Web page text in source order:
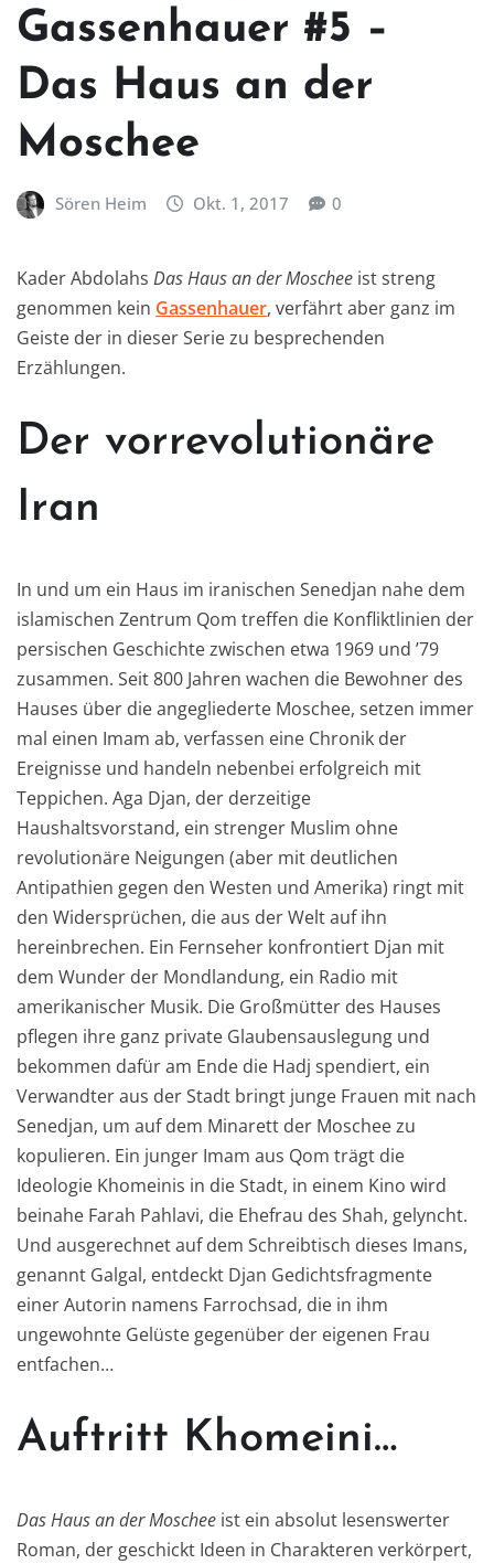
Gassenhauer #5 –
Das Haus an der
Moschee
Sören Heim Okt. 1, 2017 0
Kader Abdolahs Das Haus an der Moschee ist streng
genommen kein Gassenhauer, verfährt aber ganz im
Geiste der in dieser Serie zu besprechenden
Erzählungen.
Der vorrevolutionäre
Iran
In und um ein Haus im iranischen Senedjan nahe dem
islamischen Zentrum Qom treffen die Konfliktlinien der
persischen Geschichte zwischen etwa 1969 und ’79
zusammen. Seit 800 Jahren wachen die Bewohner des
Hauses über die angegliederte Moschee, setzen immer
mal einen Imam ab, verfassen eine Chronik der
Ereignisse und handeln nebenbei erfolgreich mit
Teppichen. Aga Djan, der derzeitige
Haushaltsvorstand, ein strenger Muslim ohne
revolutionäre Neigungen (aber mit deutlichen
Antipathien gegen den Westen und Amerika) ringt mit
den Widersprüchen, die aus der Welt auf ihn
hereinbrechen. Ein Fernseher konfrontiert Djan mit
dem Wunder der Mondlandung, ein Radio mit
amerikanischer Musik. Die Großmütter des Hauses
pflegen ihre ganz private Glaubensauslegung und
bekommen dafür am Ende die Hadj spendiert, ein
Verwandter aus der Stadt bringt junge Frauen mit nach
Senedjan, um auf dem Minarett der Moschee zu
kopulieren. Ein junger Imam aus Qom trägt die
Ideologie Khomeinis in die Stadt, in einem Kino wird
beinahe Farah Pahlavi, die Ehefrau des Shah, gelyncht.
Und ausgerechnet auf dem Schreibtisch dieses Imans,
genannt Galgal, entdeckt Djan Gedichtsfragmente
einer Autorin namens Farrochsad, die in ihm
ungewohnte Gelüste gegenüber der eigenen Frau
entfachen…
Auftritt Khomeini…
Das Haus an der Moschee ist ein absolut lesenswerter
Roman, der geschickt Ideen in Charakteren verkörpert,